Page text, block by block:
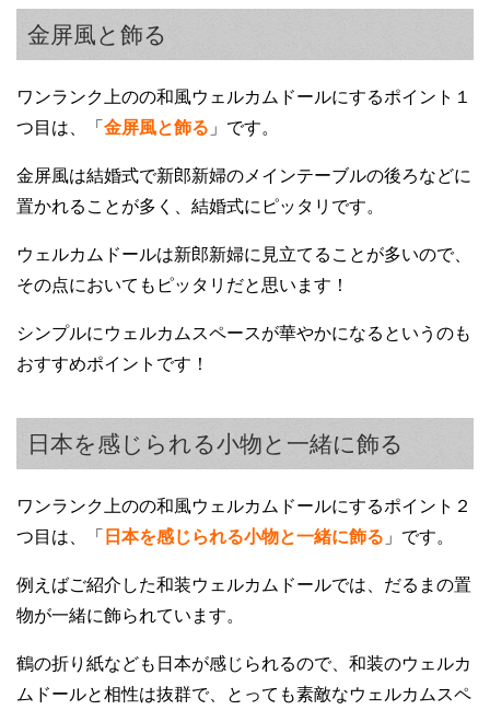
金屏風と飾る
ワンランク上のの和風ウェルカムドールにするポイント１
つ目は、「 金屏風と飾る 」です。
金屏風は結婚式で新郎新婦のメインテーブルの後ろなどに
置かれることが多く、結婚式にピッタリです。
ウェルカムドールは新郎新婦に見立てることが多いので、
その点においてもピッタリだと思います！
シンプルにウェルカムスペースが華やかになるというのも
おすすめポイントです！
日本を感じられる小物と一緒に飾る
ワンランク上のの和風ウェルカムドールにするポイント２
つ目は、「 日本を感じられる小物と一緒に飾る 」です。
例えばご紹介した和装ウェルカムドールでは、だるまの置
物が一緒に飾られています。
鶴の折り紙なども日本が感じられるので、和装のウェルカ
ムドールと相性は抜群で、とっても素敵なウェルカムスペ